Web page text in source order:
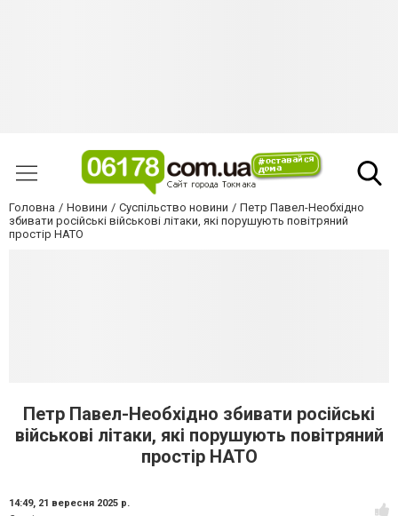
Головна Новини Суспільство новини
Петр Павел-Необхідно
збивати російські військові літаки, які порушують повітряний
простір НАТО
Петр Павел-Необхідно збивати російські
військові літаки, які порушують повітряний
простір НАТО
14:49, 21 вересня 2025 р.